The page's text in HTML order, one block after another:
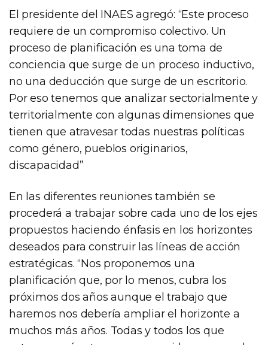
El presidente del INAES agregó: “Este proceso
requiere de un compromiso colectivo. Un
proceso de planificación es una toma de
conciencia que surge de un proceso inductivo,
no una deducción que surge de un escritorio.
Por eso tenemos que analizar sectorialmente y
territorialmente con algunas dimensiones que
tienen que atravesar todas nuestras políticas
como género, pueblos originarios,
discapacidad”
En las diferentes reuniones también se
procederá a trabajar sobre cada uno de los ejes
propuestos haciendo énfasis en los horizontes
deseados para construir las líneas de acción
estratégicas. “Nos proponemos una
planificación que, por lo menos, cubra los
próximos dos años aunque el trabajo que
haremos nos debería ampliar el horizonte a
muchos más años. Todas y todos los que